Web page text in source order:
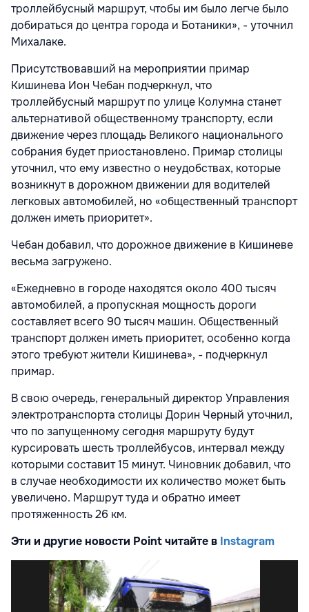
троллейбусный маршрут, чтобы им было легче было
добираться до центра города и Ботаники», - уточнил
Михалаке.
Присутствовавший на мероприятии примар
Кишинева Ион Чебан подчеркнул, что
троллейбусный маршрут по улице Колумна станет
альтернативой общественному транспорту, если
движение через площадь Великого национального
собрания будет приостановлено. Примар столицы
уточнил, что ему известно о неудобствах, которые
возникнут в дорожном движении для водителей
легковых автомобилей, но «общественный транспорт
должен иметь приоритет».
Чебан добавил, что дорожное движение в Кишиневе
весьма загружено.
«Ежедневно в городе находятся около 400 тысяч
автомобилей, а пропускная мощность дороги
составляет всего 90 тысяч машин. Общественный
транспорт должен иметь приоритет, особенно когда
этого требуют жители Кишинева», - подчеркнул
примар.
В свою очередь, генеральный директор Управления
электротранспорта столицы Дорин Черный уточнил,
что по запущенному сегодня маршруту будут
курсировать шесть троллейбусов, интервал между
которыми составит 15 минут. Чиновник добавил, что
в случае необходимости их количество может быть
увеличено. Маршрут туда и обратно имеет
протяженность 26 км.
Эти и другие новости Point читайте в Instagram